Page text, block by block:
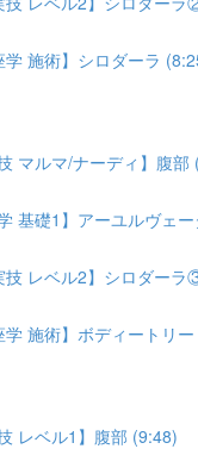
学 施術】シロダーラ
マルマ/ナーディ】腹部
基礎1】アーユルヴェ
技 レベル2】シロダー
学 施術】ボディートリ
レベル1】腹部 (9:48)